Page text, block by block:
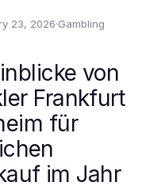
23, 2026·Gambling
von
Frankfurt
für
im Jahr